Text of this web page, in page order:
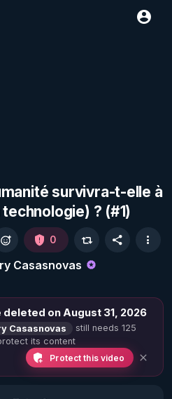
survivra-t-elle à
? (#1)
Casasnovas
0
on August 31, 2026
Casasnovas
still needs 125
its content
Protect this video